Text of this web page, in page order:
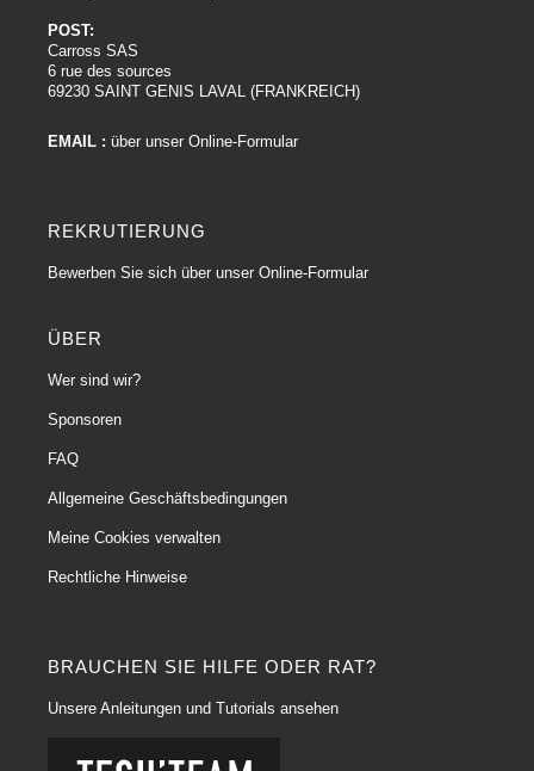
BRAUCHEN SIE HILFE ODER RAT?
Unsere Anleitungen und Tutorials ansehen
POST:
Carross SAS
6 rue des sources
69230 SAINT GENIS LAVAL (FRANKREICH)
EMAIL : über unser Online-Formular
REKRUTIERUNG
Bewerben Sie sich über unser Online-Formular
ÜBER
Wer sind wir?
Sponsoren
FAQ
Allgemeine Geschäftsbedingungen
Meine Cookies verwalten
Rechtliche Hinweise